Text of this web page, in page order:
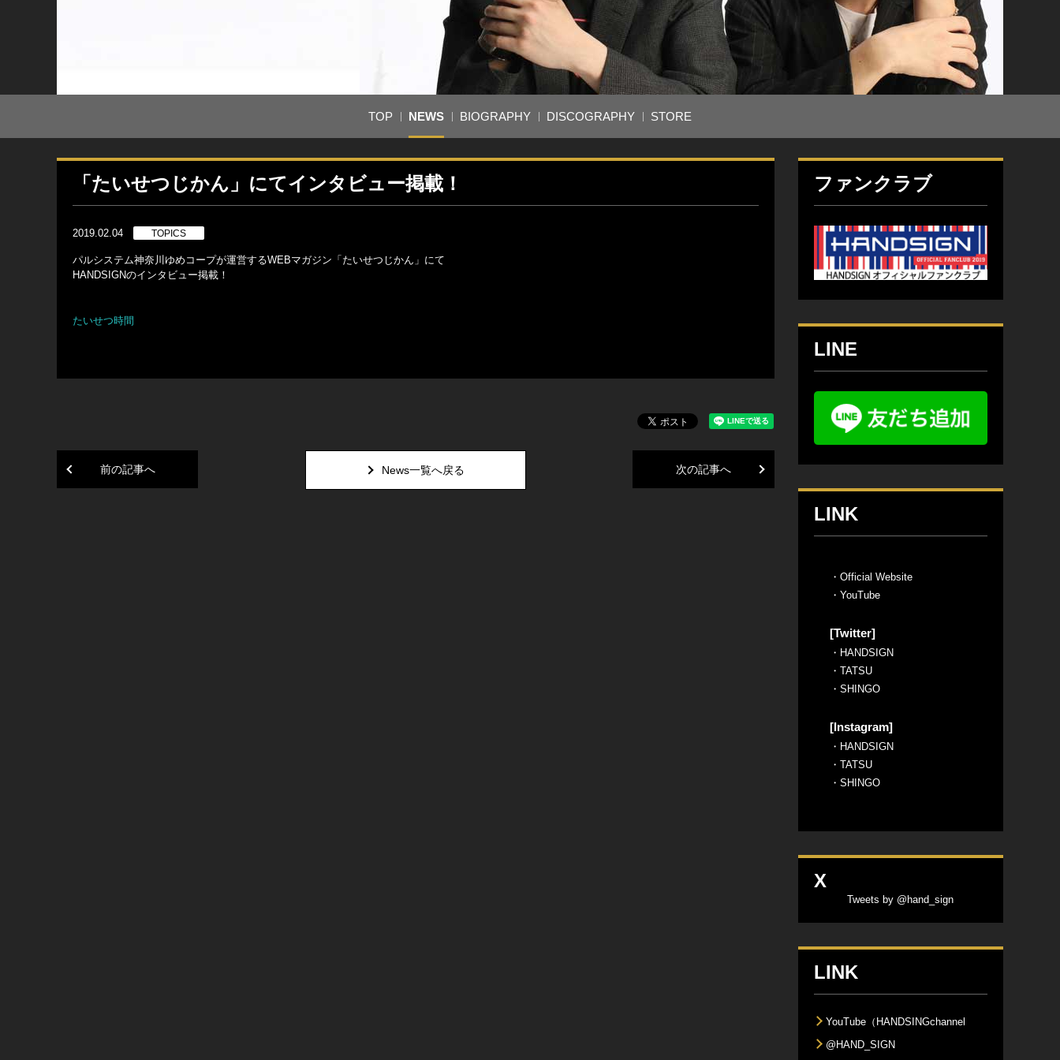
TOP NEWS BIOGRAPHY DISCOGRAPHY STORE
「たいせつじかん」にてインタビュー掲載！
2019.02.04 TOPICS
パルシステム神奈川ゆめコープが運営するWEBマガジン「たいせつじかん」にて
HANDSIGNのインタビュー掲載！
たいせつ時間
前の記事へ 次の記事へ
News一覧へ戻る
ファンクラブ
LINE
LINK
・ Official Website
・ YouTube
[Twitter]
・ HANDSIGN
・ TATSU
・ SHINGO
[Instagram]
・ HANDSIGN
・ TATSU
・ SHINGO
X
Tweets by @hand_sign
LINK
YouTube（HANDSINGchannel
@HAND_SIGN